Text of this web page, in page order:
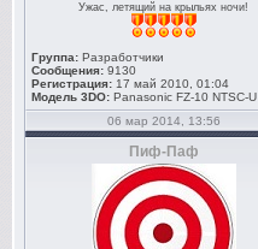
Ужас, летящий на крыльях ночи!
Группа: Разработчики
Сообщения: 9130
Регистрация: 17 май 2010, 01:04
Модель 3DO: Panasonic FZ-10 NTSC-U
06 мар 2014, 13:56
Пиф-Паф